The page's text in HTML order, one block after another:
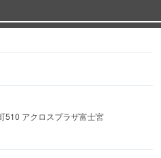
）
、
杯となっております。
510 アクロスプラザ富士宮